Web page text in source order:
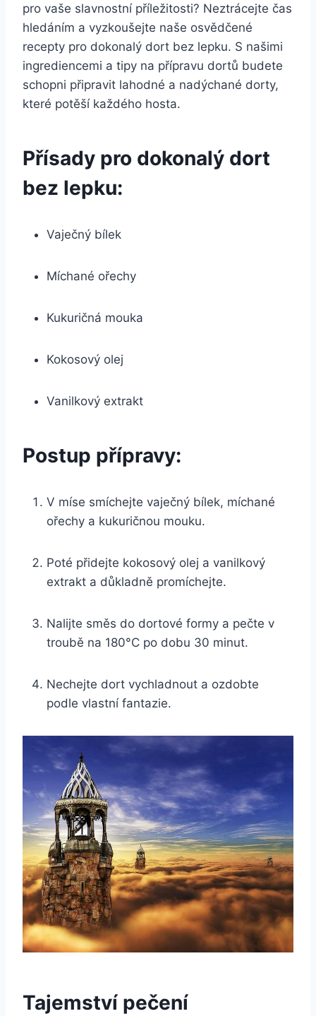
pro vaše slavnostní příležitosti? Neztrácejte čas
hledáním a vyzkoušejte naše osvědčené
recepty pro dokonalý dort bez lepku. S našimi
ingrediencemi a tipy na přípravu dortů budete
schopni připravit lahodné a nadýchané dorty,
které potěší každého hosta.
Přísady pro dokonalý dort
bez lepku:
Vaječný bílek
Míchané ořechy
Kukuričná mouka
Kokosový olej
Vanilkový extrakt
Postup přípravy:
V míse smíchejte vaječný bílek, míchané
ořechy a kukuričnou mouku.
Poté přidejte kokosový olej a vanilkový
extrakt a důkladně promíchejte.
Nalijte směs do dortové formy a pečte v
troubě na 180°C po dobu 30 minut.
Nechejte dort vychladnout a ozdobte
podle vlastní fantazie.
Tajemství pečení